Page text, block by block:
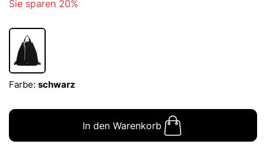
Sie sparen 20%
Farbe: schwarz
In den Warenkorb